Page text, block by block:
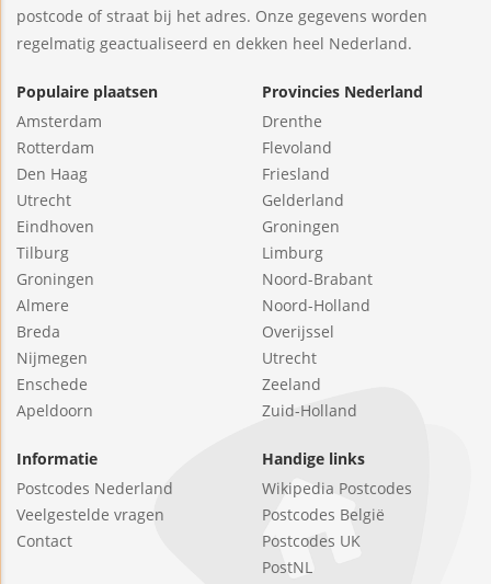
postcode of straat bij het adres. Onze gegevens worden
regelmatig geactualiseerd en dekken heel Nederland.
Populaire plaatsen
Amsterdam
Rotterdam
Den Haag
Utrecht
Eindhoven
Tilburg
Groningen
Almere
Breda
Nijmegen
Enschede
Apeldoorn
Provincies Nederland
Drenthe
Flevoland
Friesland
Gelderland
Groningen
Limburg
Noord-Brabant
Noord-Holland
Overijssel
Utrecht
Zeeland
Zuid-Holland
Informatie
Postcodes Nederland
Veelgestelde vragen
Contact
Handige links
Wikipedia Postcodes
Postcodes België
Postcodes UK
PostNL